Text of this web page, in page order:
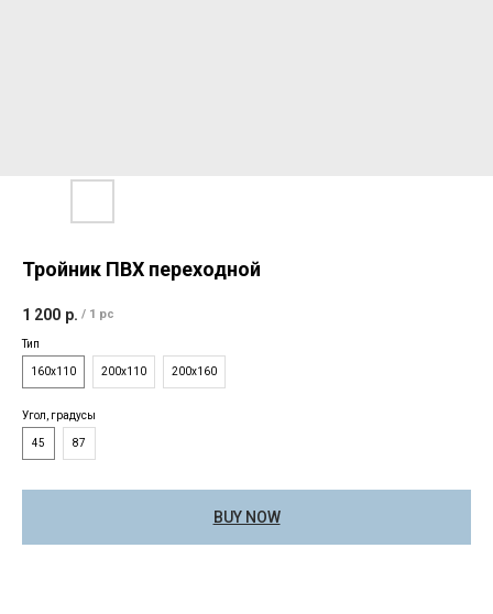
Тройник ПВХ переходной
1 200 р. / 1 pc
Тип
160х110 200х110 200х160
Угол, градусы
45 87
BUY NOW